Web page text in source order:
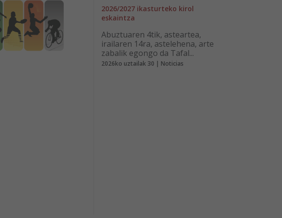
2026/2027 ikasturteko kirol
eskaintza
Abuztuaren 4tik, asteartea,
irailaren 14ra, astelehena, arte
zabalik egongo da Tafal...
2026ko uztailak 30 | Noticias